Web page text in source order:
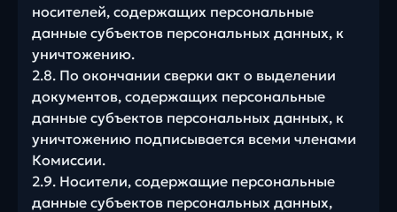
носителей, содержащих персональные
данные субъектов персональных данных, к
уничтожению.
2.8. По окончании сверки акт о выделении
документов, содержащих персональные
данные субъектов персональных данных, к
уничтожению подписывается всеми членами
Комиссии.
2.9. Носители, содержащие персональные
данные субъектов персональных данных,